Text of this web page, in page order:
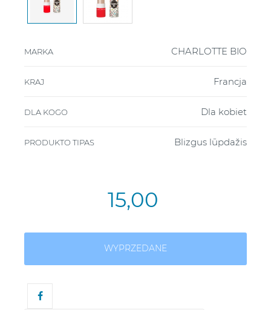
MARKA CHARLOTTE BIO
KRAJ Francja
DLA KOGO Dla kobiet
PRODUKTO TIPAS Blizgus lūpdažis
15,00
WYPRZEDANE